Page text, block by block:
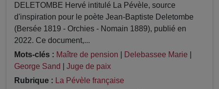
DELETOMBE Hervé intitulé La Pévèle, source
d'inspiration pour le poète Jean-Baptiste Deletombe
(Bersée 1819 - Orchies - Nomain 1889), publié en
2022. Ce document,...
Mots-clés : Maître de pension Delebassee Marie
George Sand
Juge de paix
Rubrique : La Pévèle française